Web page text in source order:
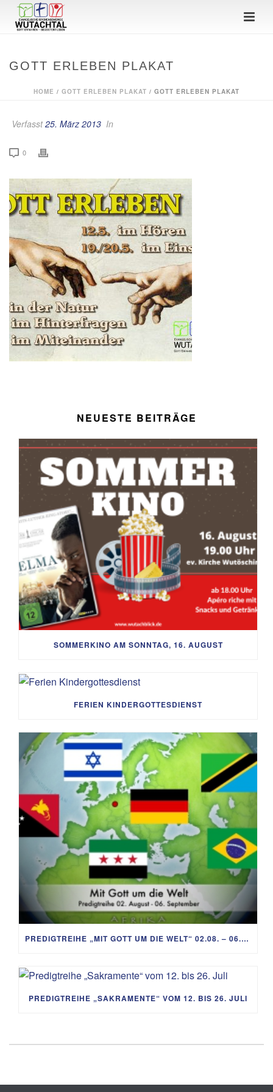
GOTT ERLEBEN PLAKAT
HOME / GOTT ERLEBEN PLAKAT / GOTT ERLEBEN PLAKAT
Verfasst25. März 2013 In
0
NEUESTE BEITRÄGE
SOMMERKINO AM SONNTAG, 16. AUGUST
FERIEN KINDERGOTTESDIENST
PREDIGTREIHE „MIT GOTT UM DIE WELT“ 02.08. – 06.09.
PREDIGTREIHE „SAKRAMENTE“ VOM 12. BIS 26. JULI